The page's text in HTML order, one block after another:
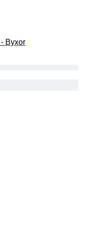
- Byxor